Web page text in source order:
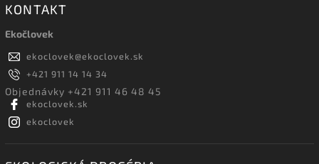
KONTAKT
Ekočlovek
ekoclovek@ekoclovek.sk
+421 911 14 14 34
Objednávky +421 911 46 48 45
ekoclovek.sk
ekoclovek